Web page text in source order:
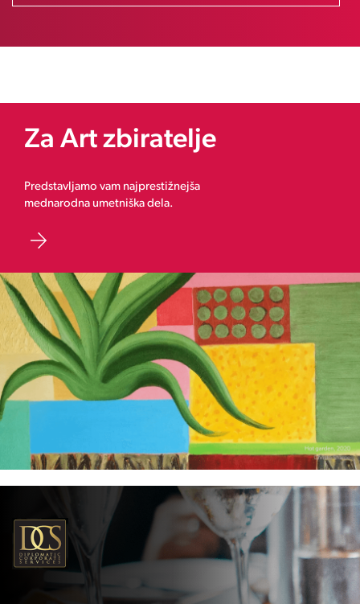
Za Art zbiratelje
Predstavljamo vam najprestižnejša
mednarodna umetniška dela.